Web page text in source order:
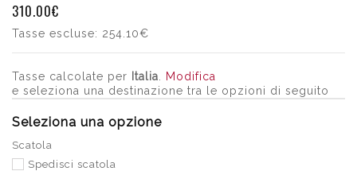
310.00€
Tasse escluse: 254.10€
Tasse calcolate per Italia
Modifica
e seleziona una destinazione tra le opzioni di seguito
Seleziona una opzione
Scatola
Spedisci scatola